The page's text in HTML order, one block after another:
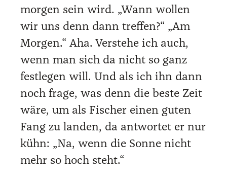
mor­gen sein wird. „Wann wol­len
wir uns denn dann tref­fen?“ „Am
Mor­gen.“ Aha. Ver­ste­he ich auch,
wenn man sich da nicht so ganz
fest­le­gen will. Und als ich ihn dann
noch fra­ge, was denn die bes­te Zeit
wäre, um als Fischer einen guten
Fang zu lan­den, da ant­wor­tet er nur
kühn: „Na, wenn die Son­ne nicht
mehr so hoch steht.“